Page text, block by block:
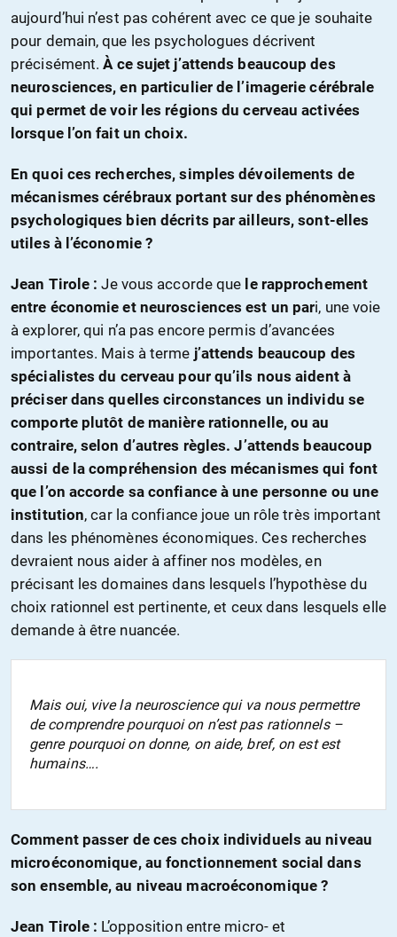
aujourd’hui n’est pas cohérent avec ce que je souhaite
pour demain, que les psychologues décrivent
précisément. À ce sujet j’attends beaucoup des
neurosciences, en particulier de l’imagerie cérébrale
qui permet de voir les régions du cerveau activées
lorsque l’on fait un choix.
En quoi ces recherches, simples dévoilements de
mécanismes cérébraux portant sur des phénomènes
psychologiques bien décrits par ailleurs, sont-elles
utiles à l’économie ?
Jean Tirole : Je vous accorde que le rapprochement
entre économie et neurosciences est un pari, une voie
à explorer, qui n’a pas encore permis d’avancées
importantes. Mais à terme j’attends beaucoup des
spécialistes du cerveau pour qu’ils nous aident à
préciser dans quelles circonstances un individu se
comporte plutôt de manière rationnelle, ou au
contraire, selon d’autres règles. J’attends beaucoup
aussi de la compréhension des mécanismes qui font
que l’on accorde sa confiance à une personne ou une
institution, car la confiance joue un rôle très important
dans les phénomènes économiques. Ces recherches
devraient nous aider à affiner nos modèles, en
précisant les domaines dans lesquels l’hypothèse du
choix rationnel est pertinente, et ceux dans lesquels elle
demande à être nuancée.
Mais oui, vive la neuroscience qui va nous permettre
de comprendre pourquoi on n’est pas rationnels –
genre pourquoi on donne, on aide, bref, on est est
humains….
Comment passer de ces choix individuels au niveau
microéconomique, au fonctionnement social dans
son ensemble, au niveau macroéconomique ?
Jean Tirole : L’opposition entre micro- et